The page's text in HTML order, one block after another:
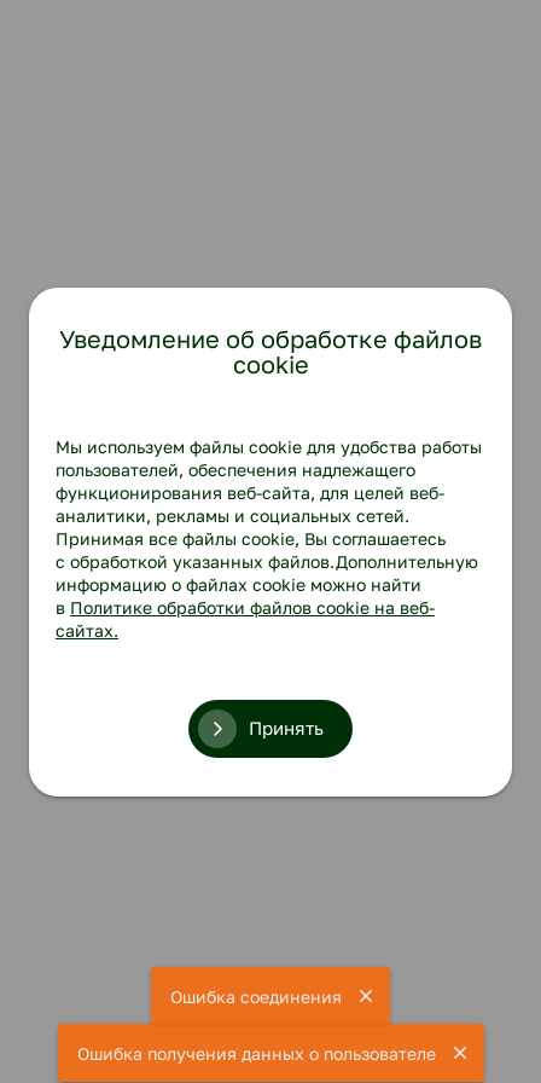
Ошибка соединения
Ошибка получения данных о пользователе
Уведомление об обработке файлов
cookie
Мы используем файлы cookie для удобства работы
пользователей, обеспечения надлежащего
функционирования веб-сайта, для целей веб-
аналитики, рекламы и социальных сетей.
Принимая все файлы cookie, Вы соглашаетесь
с обработкой указанных файлов.Дополнительную
информацию о файлах cookie можно найти
в Политике обработки файлов cookie на веб-
сайтах.
Принять